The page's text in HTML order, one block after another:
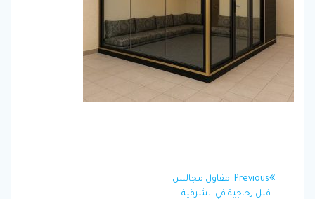
تصفّح
Previous:
Previous
post:
مقاول مجالس
فلل زجاجية في الشرقية